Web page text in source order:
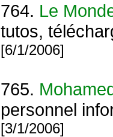
764. Le
tutos,
[6/1/2006]
765.
personnel
[3/1/2006]